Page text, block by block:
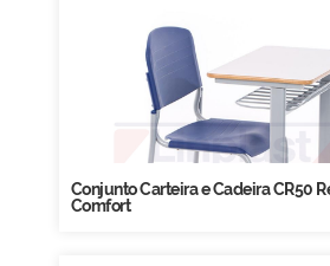
Conjunto Carteira e Cadeira CR50
Comfort